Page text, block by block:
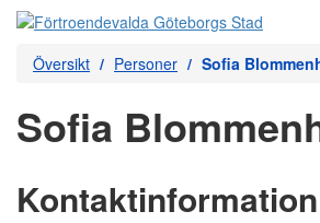
Översikt Personer Sofia
Sofia
Kontaktinformation